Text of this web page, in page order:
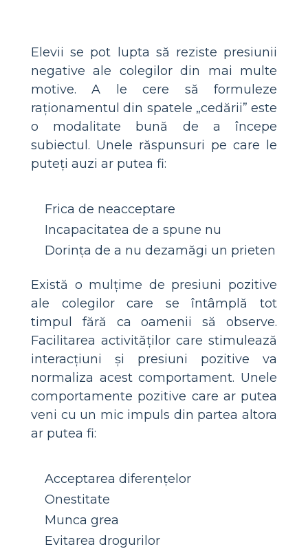
Elevii se pot lupta să reziste presiunii
negative ale colegilor din mai multe
motive. A le cere să formuleze
raționamentul din spatele „cedării” este
o modalitate bună de a începe
subiectul. Unele răspunsuri pe care le
puteți auzi ar putea fi:
Frica de neacceptare
Incapacitatea de a spune nu
Dorința de a nu dezamăgi un prieten
Există o mulțime de presiuni pozitive
ale colegilor care se întâmplă tot
timpul fără ca oamenii să observe.
Facilitarea activităților care stimulează
interacțiuni și presiuni pozitive va
normaliza acest comportament. Unele
comportamente pozitive care ar putea
veni cu un mic impuls din partea altora
ar putea fi:
Acceptarea diferențelor
Onestitate
Munca grea
Evitarea drogurilor